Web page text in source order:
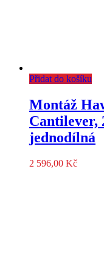
Přidat do košíku
Montáž
Cantilever,
jednodílná
2 596,00 Kč